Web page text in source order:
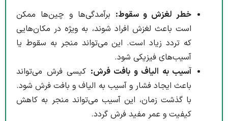
خطر لغزش و سقوط: برآمدگی‌ها و چین‌ها ممکن
است باعث لغزش افراد شوند، به ویژه در مکان‌هایی
که تردد زیاد است. این می‌تواند منجر به سقوط یا
آسیب‌های فیزیکی شود.
آسیب به الیاف و بافت فرش: کیسی فرش می‌تواند
باعث ایجاد فشار و آسیب به الیاف و بافت فرش شود.
با گذشت زمان، این آسیب می‌تواند منجر به کاهش
کیفیت و عمر مفید فرش گردد.